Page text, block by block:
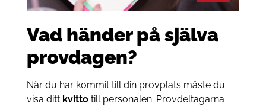
Vad händer på själva
provdagen?
När du har kommit till din provplats måste du
visa ditt kvittotill personalen. Provdeltagarna